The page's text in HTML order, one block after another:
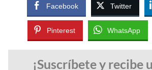
Facebook Twitter
Pinterest WhatsApp